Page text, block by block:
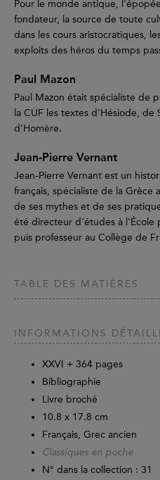
Pour le monde antique,
fondateur, la source de toute
dans les cours aristocratiques,
exploits des héros du temps
Paul Mazon
Paul Mazon était spécialiste de
la CUF les textes d'Hésiode, de
d’Homère.
Jean-Pierre Vernant
Jean-Pierre Vernant est un
français, spécialiste de la
de ses mythes et de ses
été directeur d'études à l'École
puis professeur au Collège de
TABLE DES MATIÈRES
INFORMATIONS
XXVI + 364 pages
Bibliographie
Livre broché
10.8 x 17.8 cm
Français, Grec ancien
Classiques en poche
N° dans la collection : 31